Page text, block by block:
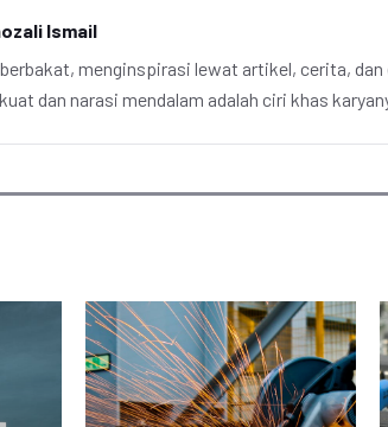
Ismail
menginspirasi lewat artikel, cerita, dan
dan narasi mendalam adalah ciri khas